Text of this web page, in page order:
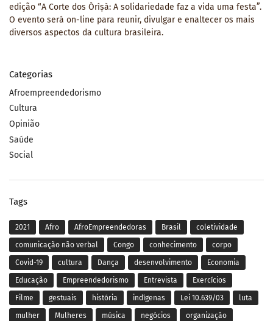
edição “A Corte dos Òrìṣà: A solidariedade faz a vida uma festa”.
O evento será on-line para reunir, divulgar e enaltecer os mais
diversos aspectos da cultura brasileira.
Categorias
Afroempreendedorismo
Cultura
Opinião
Saúde
Social
Tags
2021 Afro AfroEmpreendedoras Brasil coletividade
comunicação não verbal Congo conhecimento corpo
Covid-19 cultura Dança desenvolvimento Economia
Educação Empreendedorismo Entrevista Exercícios
Filme gestuais história indígenas Lei 10.639/03 luta
mulher Mulheres música negócios organização